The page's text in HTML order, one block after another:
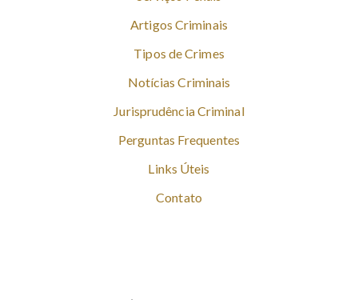
Artigos Criminais
Tipos de Crimes
Notícias Criminais
Jurisprudência Criminal
Perguntas Frequentes
Links Úteis
Contato